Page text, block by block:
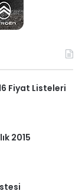
Fiyat Listeleri
2015